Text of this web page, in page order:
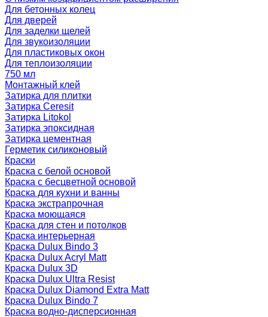
Для бетонных колец
Для дверей
Для заделки щелей
Для звукоизоляции
Для пластиковых окон
Для теплоизоляции
750 мл
Монтажный клей
Затирка для плитки
Затирка Ceresit
Затирка Litokol
Затирка эпоксидная
Затирка цементная
Герметик силиконовый
Краски
Краска с белой основой
Краска с бесцветной основой
Краска для кухни и ванны
Краска экстрапрочная
Краска моющаяся
Краска для стен и потолков
Краска интерьерная
Краска Dulux Bindo 3
Краска Dulux Acryl Matt
Краска Dulux 3D
Краска Dulux Ultra Resist
Краска Dulux Diamond Extra Matt
Краска Dulux Bindo 7
Краска водно-дисперсионная